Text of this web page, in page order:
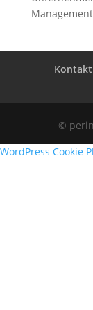
Kontakt
©
WordPress Cookie